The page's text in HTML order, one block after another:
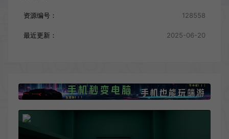
资源编号： 128558
最近更新： 2025-06-20